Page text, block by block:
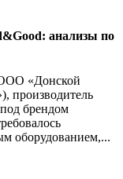
анализы по
«Донской
производитель
брендом
оборудованием,...